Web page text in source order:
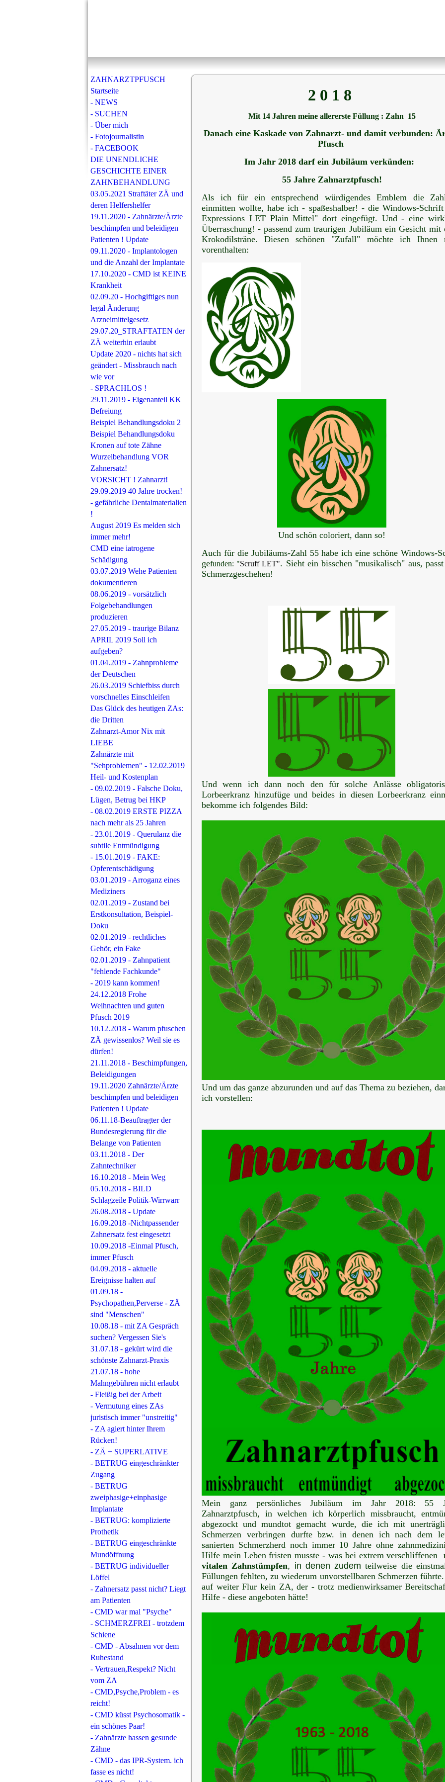
ZAHNARZTPFUSCH
Startseite
- NEWS
- SUCHEN
- Über mich
- Fotojournalistin
- FACEBOOK
DIE UNENDLICHE
GESCHICHTE EINER
ZAHNBEHANDLUNG
03.05.2021 Straftäter ZÄ und
deren Helfershelfer
19.11.2020 - Zahnärzte/Ärzte
beschimpfen und beleidigen
Patienten ! Update
09.11.2020 - Implantologen
und die Anzahl der Implantate
17.10.2020 - CMD ist KEINE
Krankheit
02.09.20 - Hochgiftiges nun
legal Änderung
Arzneimittelgesetz
29.07.20_STRAFTATEN der
ZÄ weiterhin erlaubt
Update 2020 - nichts hat sich
geändert - Missbrauch nach
wie vor
- SPRACHLOS !
29.11.2019 - Eigenanteil KK
Befreiung
Beispiel Behandlungsdoku 2
Beispiel Behandlungsdoku
Kronen auf tote Zähne
Wurzelbehandlung VOR
Zahnersatz!
VORSICHT ! Zahnarzt!
29.09.2019 40 Jahre trocken!
- gefährliche Dentalmaterialien
!
August 2019 Es melden sich
immer mehr!
CMD eine iatrogene
Schädigung
03.07.2019 Wehe Patienten
dokumentieren
08.06.2019 - vorsätzlich
Folgebehandlungen
produzieren
27.05.2019 - traurige Bilanz
APRIL 2019 Soll ich
aufgeben?
01.04.2019 - Zahnprobleme
der Deutschen
26.03.2019 Schiefbiss durch
vorschnelles Einschleifen
Das Glück des heutigen ZAs:
die Dritten
Zahnarzt-Amor Nix mit
LIEBE
Zahnärzte mit
"Sehproblemen" - 12.02.2019
Heil- und Kostenplan
- 09.02.2019 - Falsche Doku,
Lügen, Betrug bei HKP
- 08.02.2019 ERSTE PIZZA
nach mehr als 25 Jahren
- 23.01.2019 - Querulanz die
subtile Entmündigung
- 15.01.2019 - FAKE:
Opferentschädigung
03.01.2019 - Arroganz eines
Mediziners
02.01.2019 - Zustand bei
Erstkonsultation, Beispiel-
Doku
02.01.2019 - rechtliches
Gehör, ein Fake
02.01.2019 - Zahnpatient
"fehlende Fachkunde"
- 2019 kann kommen!
24.12.2018 Frohe
Weihnachten und guten
Pfusch 2019
10.12.2018 - Warum pfuschen
ZÄ gewissenlos? Weil sie es
dürfen!
21.11.2018 - Beschimpfungen,
Beleidigungen
19.11.2020 Zahnärzte/Ärzte
beschimpfen und beleidigen
Patienten ! Update
06.11.18-Beauftragter der
Bundesregierung für die
Belange von Patienten
03.11.2018 - Der
Zahntechniker
16.10.2018 - Mein Weg
05.10.2018 - BILD
Schlagzeile Politik-Wirrwarr
26.08.2018 - Update
16.09.2018 -Nichtpassender
Zahnersatz fest eingesetzt
10.09.2018 -Einmal Pfusch,
immer Pfusch
04.09.2018 - aktuelle
Ereignisse halten auf
01.09.18 -
Psychopathen,Perverse - ZÄ
sind "Menschen"
10.08.18 - mit ZA Gespräch
suchen? Vergessen Sie's
31.07.18 - gekürt wird die
schönste Zahnarzt-Praxis
21.07.18 - hohe
Mahngebühren nicht erlaubt
- Fleißig bei der Arbeit
- Vermutung eines ZAs
juristisch immer "unstreitig"
- ZA agiert hinter Ihrem
Rücken!
- ZÄ + SUPERLATIVE
- BETRUG eingeschränkter
Zugang
- BETRUG
zweiphasige+einphasige
Implantate
- BETRUG: komplizierte
Prothetik
- BETRUG eingeschränkte
Mundöffnung
- BETRUG individueller
Löffel
- Zahnersatz passt nicht? Liegt
am Patienten
- CMD war mal "Psyche"
- SCHMERZFREI - trotzdem
Schiene
- CMD - Absahnen vor dem
Ruhestand
- Vertrauen,Respekt? Nicht
vom ZA
- CMD,Psyche,Problem - es
reicht!
- CMD küsst Psychosomatik -
ein schönes Paar!
- Zahnärzte hassen gesunde
Zähne
- CMD - das IPR-System. ich
fasse es nicht!
2 0 1 8
Mit 14 Jahren meine allererste Füllung : Zahn 15
Danach eine Kaskade von Zahnarzt- und damit verbunden:
Pfusch
Im Jahr 2018 darf ein Jubiläum verkünden:
55 Jahre Zahnarztpfusch!
Als ich für ein entsprechend würdigendes Emblem die
einmitten wollte, habe ich - spaßeshalber! - die Windows-
Expressions LET Plain Mittel" dort eingefügt. Und - eine
Überraschung! - passend zum traurigen Jubiläum ein Gesicht mit
Krokodilsträne. Diesen schönen "Zufall" möchte ich Ihnen
vorenthalten:
Und schön coloriert, dann so!
Auch für die Jubiläums-Zahl 55 habe ich eine schöne Windows-
gefunden: "Scruff LET". Sieht ein bisschen "musikalisch" aus,
Schmerzgeschehen!
Und wenn ich dann noch den für solche Anlässe
Lorbeerkranz hinzufüge und beides in diesen Lorbeerkranz
bekomme ich folgendes Bild:
Und um das ganze abzurunden und auf das Thema zu beziehen,
ich vorstellen:
Mein ganz persönliches Jubiläum im Jahr 2018: 55
Zahnarztpfusch, in welchen ich körperlich missbraucht,
abgezockt und mundtot gemacht wurde, die ich mit
Schmerzen verbringen durfte bzw. in denen ich nach dem
sanierten Schmerzherd noch immer 10 Jahre ohne
Hilfe mein Leben fristen musste - was bei extrem verschliffenen
vitalenZahnstümpfen, in denen zudemteilweise die
Füllungen fehlten, zu wiederum unvorstellbaren Schmerzen
auf weiter Flur kein ZA, der - trotz medienwirksamer
Hilfe - diese angeboten hätte!